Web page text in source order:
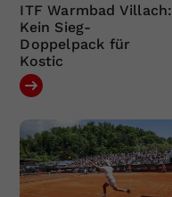
ITF Warmbad Villach:
Kein Sieg-
Doppelpack für
Kostic